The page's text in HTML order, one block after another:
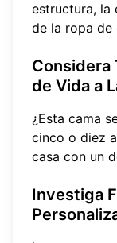
estructura, la
de la ropa de
Considera
de Vida a
¿Esta cama
cinco o diez
casa con un
Investiga